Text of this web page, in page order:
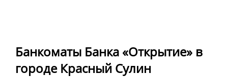
Банкоматы Банка «Открытие» в
городе Красный Сулин